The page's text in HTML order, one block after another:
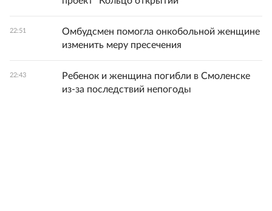
22:51
Омбудсмен помогла онкобольной женщине
изменить меру пресечения
22:43
Ребенок и женщина погибли в Смоленске
из-за последствий непогоды